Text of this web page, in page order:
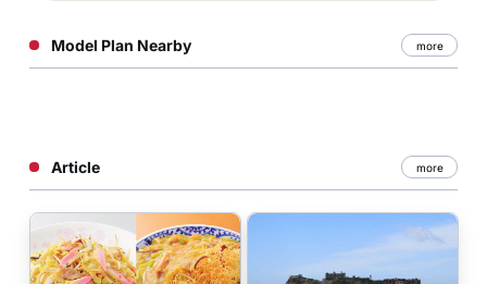
Model Plan Nearby more
Article more